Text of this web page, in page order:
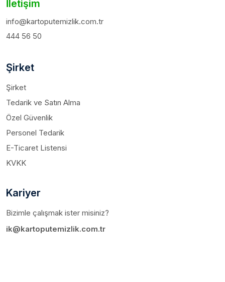
İletişim
info@kartoputemizlik.com.tr
444 56 50
Şirket
Şirket
Tedarik ve Satın Alma
Özel Güvenlik
Personel Tedarik
E-Ticaret Listensi
KVKK
Kariyer
Bizimle çalışmak ister misiniz?
ik@kartoputemizlik.com.tr